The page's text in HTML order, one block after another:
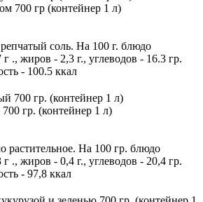
700 гр (контейнер 1 л)
соль. На 100 г. блюдо
., жиров - 2,3 г., углеводов - 16.3 гр.
- 100.5 ккал
гр. (контейнер 1 л)
растительное. На 100 гр. блюдо
., жиров - 0,4 г., углеводов - 20,4 гр.
- 97,8 ккал